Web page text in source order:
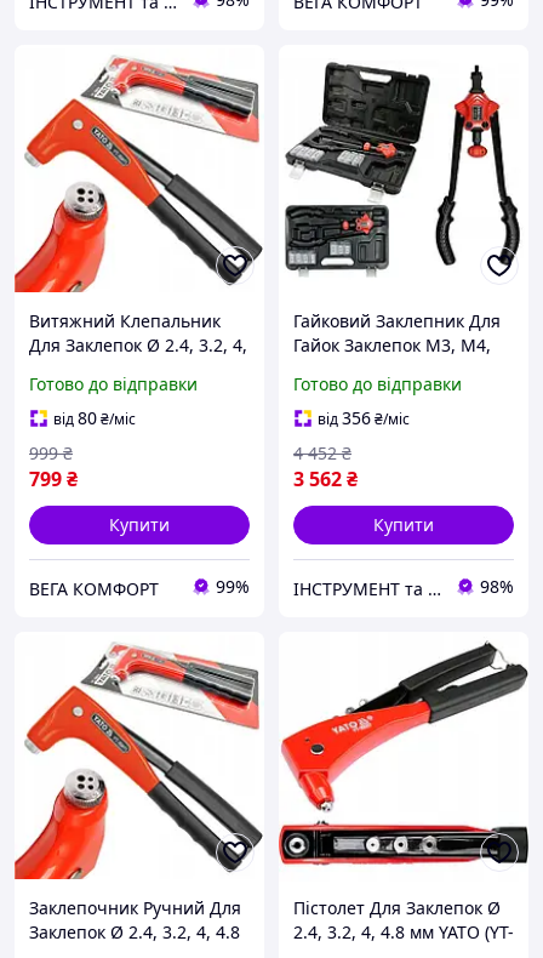
Витяжний Клепальник
Для Заклепок Ø 2.4, 3.2, 4,
Готово до відправки
від80₴/міс
799₴
999 ₴
Купити
ВЕГА КОМФОРТ 99%
Гайковий Заклепник Для
Гайок Заклепок M3, M4,
YATO (YT-36128)
Готово до відправки
від356₴/міс
3 562₴
4 452 ₴
Купити
ІНСТРУМЕНТ та МЕТИЗИ 98%
Заклепочник Ручний Для
Заклепок Ø 2.4, 3.2, 4, 4.8
Пістолет Для Заклепок Ø
2.4, 3.2, 4, 4.8 мм YATO (YT-